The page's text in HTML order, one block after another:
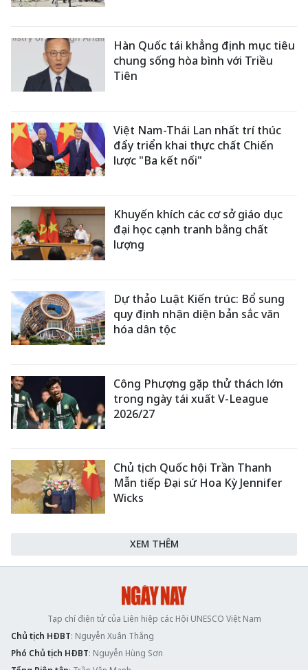
Hàn Quốc tái khẳng định mục tiêu
chung sống hòa bình với Triều
Tiên
Việt Nam-Thái Lan nhất trí thúc
đẩy triển khai thực chất Chiến
lược "Ba kết nối"
Khuyến khích các cơ sở giáo dục
đại học cạnh tranh bằng chất
lượng
Dự thảo Luật Kiến trúc: Bổ sung
quy định nhận diện bản sắc văn
hóa dân tộc
Công Phượng gặp thử thách lớn
trong ngày tái xuất V-League
2026/27
Chủ tịch Quốc hội Trần Thanh
Mẫn tiếp Đại sứ Hoa Kỳ Jennifer
Wicks
XEM THÊM
Tạp chí điện tử của Liên hiệp các Hội UNESCO Việt Nam
Chủ tịch HĐBT: Nguyễn Xuân Thắng
Phó Chủ tịch HĐBT: Nguyễn Hùng Sơn